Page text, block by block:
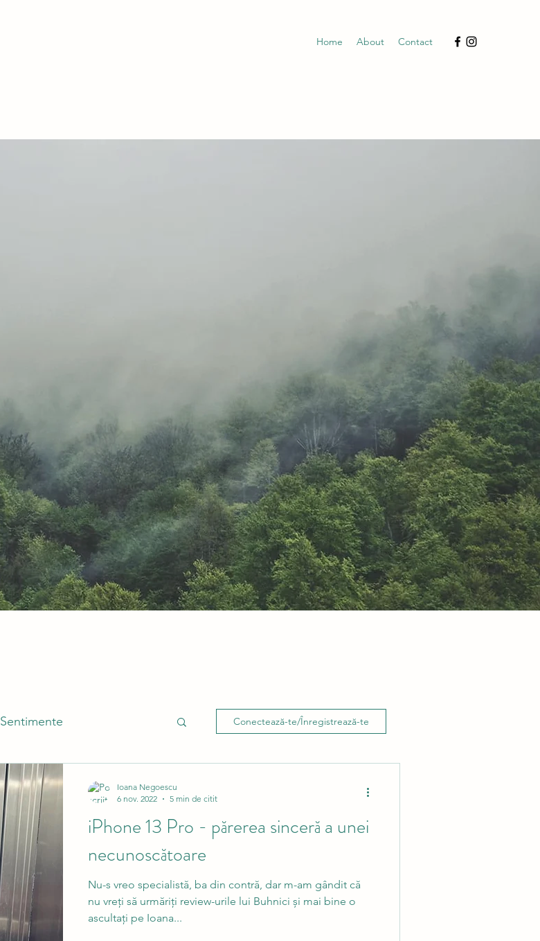
Home About Contact
Sentimente Conectează-te/Înregistrează-te
iPhone 13 Pro - părerea sinceră a unei
necunoscătoare
Nu-s vreo specialistă, ba din contră, dar m-am gândit că
nu vreți să urmăriți review-urile lui Buhnici și mai bine o
ascultați pe Ioana...
Ioana Negoescu
6 nov. 2022
5 min de citit